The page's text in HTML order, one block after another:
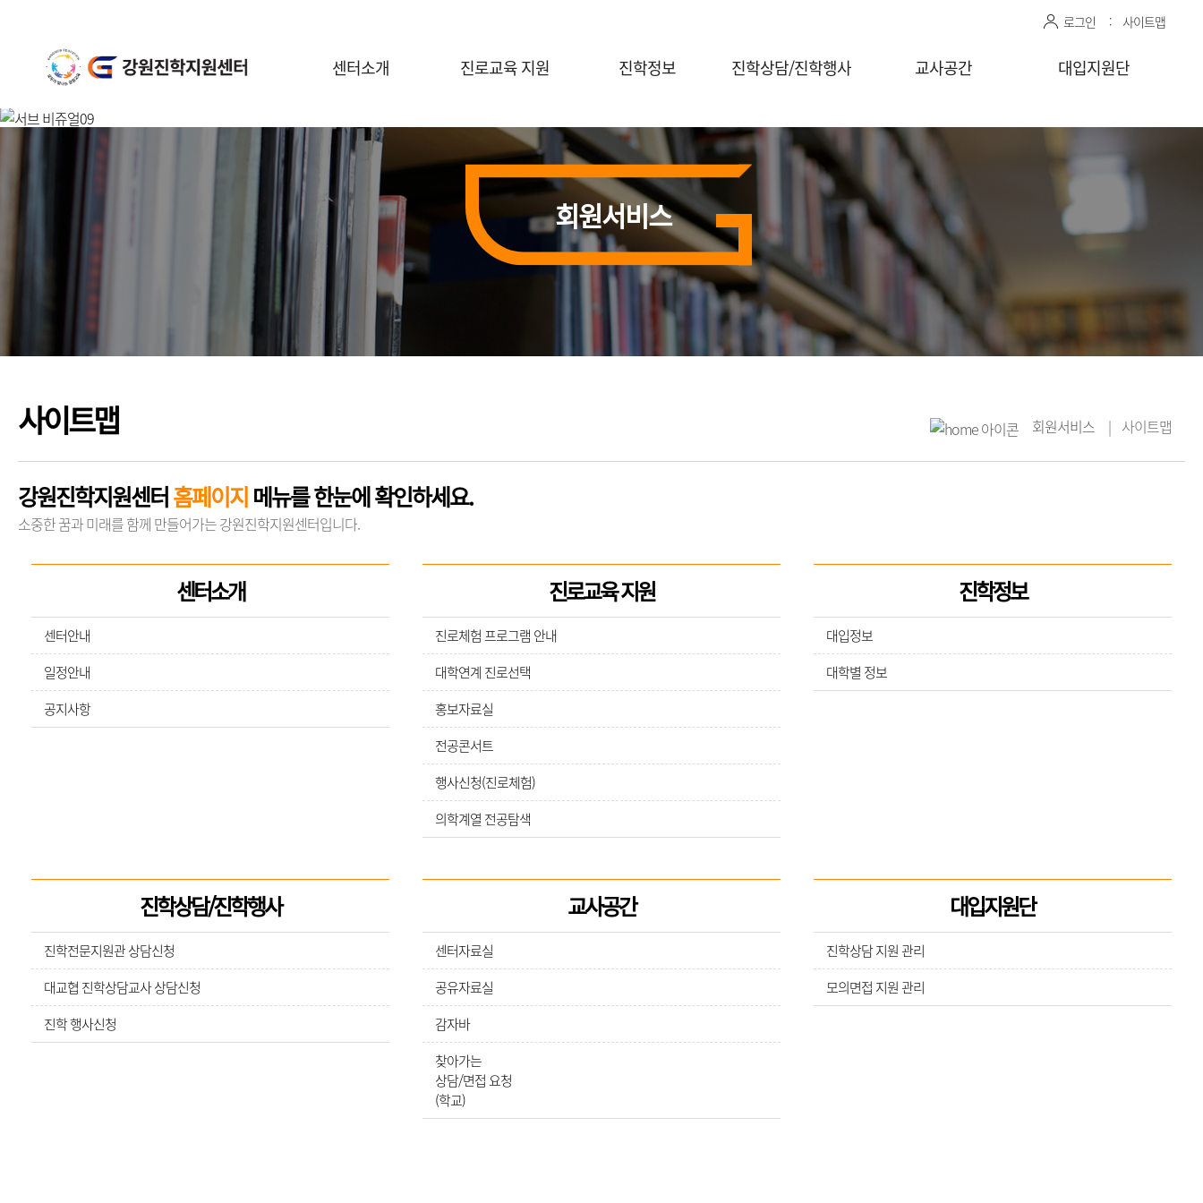
로그인 사이트맵
센터소개
센터안내
일정안내
공지사항
진로교육 지원
진로체험 프로그램 안내
대학연계 진로선택
전공콘서트
행사신청(진로체험)
의학계열 전공탐색
진학정보
대입정보
대학별 정보
진학상담/진학행사
진학전문지원관 상담신청
대교협 진학상담교사
상담신청
교사공간
센터자료실
공유자료실
감자바
찾아가는
상담/면접 요청
(학교)
대입지원단
진학상담 지원 관리
모의면접 지원 관리
회원서비스
사이트맵 회원서비스 사이트맵
강원진학지원센터홈페이지메뉴를 한눈에 확인하세요.
소중한 꿈과 미래를 함께 만들어가는 강원진학지원센터입니다.
센터소개
센터안내
일정안내
공지사항
진로교육 지원
진로체험 프로그램 안내
대학연계 진로선택
홍보자료실
전공콘서트
행사신청(진로체험)
의학계열 전공탐색
진학정보
대입정보
대학별 정보
진학상담/진학행사
진학전문지원관 상담신청
대교협 진학상담교사 상담신청
진학 행사신청
교사공간
센터자료실
공유자료실
감자바
찾아가는
상담/면접 요청
(학교)
대입지원단
진학상담 지원 관리
모의면접 지원 관리